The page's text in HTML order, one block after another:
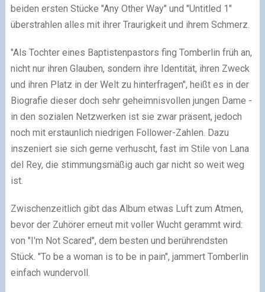
beiden ersten Stücke "Any Other Way" und "Untitled 1"
überstrahlen alles mit ihrer Traurigkeit und ihrem Schmerz.
"Als Tochter eines Baptistenpastors fing Tomberlin früh an,
nicht nur ihren Glauben, sondern ihre Identität, ihren Zweck
und ihren Platz in der Welt zu hinterfragen", heißt es in der
Biografie dieser doch sehr geheimnisvollen jungen Dame -
in den sozialen Netzwerken ist sie zwar präsent, jedoch
noch mit erstaunlich niedrigen Follower-Zahlen. Dazu
inszeniert sie sich gerne verhuscht, fast im Stile von Lana
del Rey, die stimmungsmäßig auch gar nicht so weit weg
ist.
Zwischenzeitlich gibt das Album etwas Luft zum Atmen,
bevor der Zuhörer erneut mit voller Wucht gerammt wird:
von "I'm Not Scared", dem besten und berührendsten
Stück. "To be a woman is to be in pain", jammert Tomberlin
einfach wundervoll.